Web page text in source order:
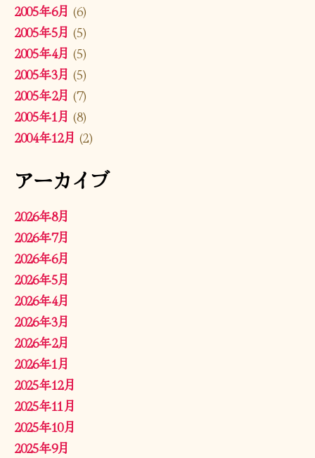
2005年6月 (6)
2005年5月 (5)
2005年4月 (5)
2005年3月 (5)
2005年2月 (7)
2005年1月 (8)
2004年12月 (2)
アーカイブ
2026年8月
2026年7月
2026年6月
2026年5月
2026年4月
2026年3月
2026年2月
2026年1月
2025年12月
2025年11月
2025年10月
2025年9月